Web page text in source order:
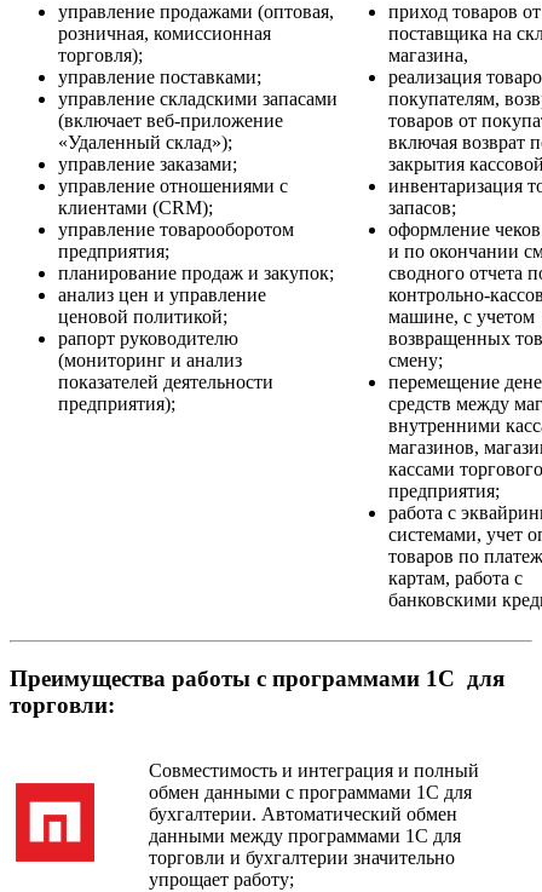
управление продажами (оптовая,
розничная, комиссионная
торговля);
управление поставками;
управление складскими запасами
(включает веб-приложение
«Удаленный склад»);
управление заказами;
управление отношениями с
клиентами (CRM);
управление товарооборотом
предприятия;
планирование продаж и закупок;
анализ цен и управление
ценовой политикой;
рапорт руководителю
(мониторинг и анализ
показателей деятельности
предприятия);
приход товаров от
поставщика на
магазина,
реализация
покупателям,
товаров от
включая возврат
закрытия
инвентаризация
запасов;
оформление
и по окончании
сводного отчета
контрольно-
машине, с учетом
возвращенных
смену;
перемещение
средств между
внутренними
магазинов,
кассами торгового
предприятия;
работа с
системами, учет
товаров по
картам, работа с
банковскими
Преимущества работы с программами 1С для
торговли:
Совместимость и интеграция и полный
обмен данными с программами 1С для
бухгалтерии. Автоматический обмен
данными между программами 1С для
торговли и бухгалтерии значительно
упрощает работу;